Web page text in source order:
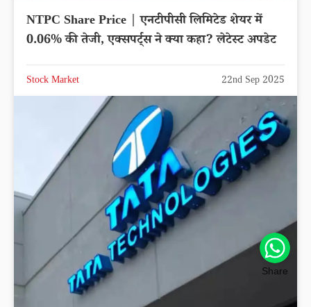
NTPC Share Price | एनटीपीसी लिमिटेड शेयर में
0.06% की तेजी, एक्सपर्ट्स ने क्या कहा? लेटेस्ट अपडेट
Stock Market 22nd Sep 2025
Share